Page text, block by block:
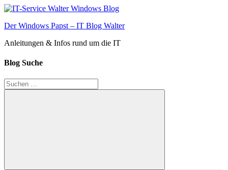
Zum
springen
Der Windows Papst – IT Blog Walter
Anleitungen & Infos rund um die IT
Blog Suche
Suchen
nach: